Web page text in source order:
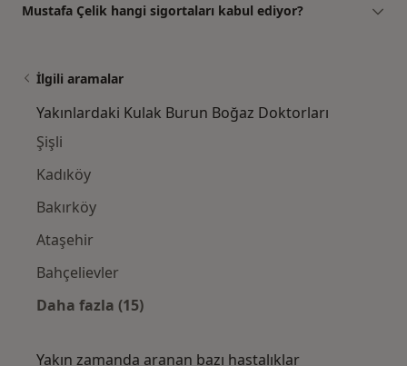
Mustafa Çelik hangi sigortaları kabul ediyor?
İlgili aramalar
Yakınlardaki Kulak Burun Boğaz Doktorları
Şişli
Kadıköy
Bakırköy
Ataşehir
Bahçelievler
Daha fazla (15)
Yakın zamanda aranan bazı hastalıklar